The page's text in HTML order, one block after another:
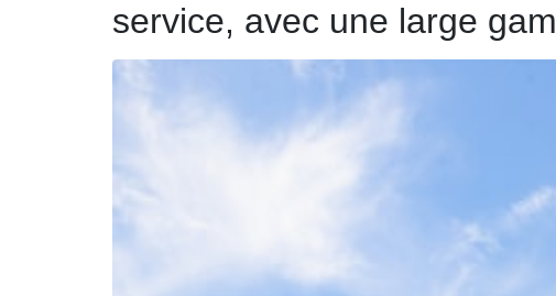
service, avec une large